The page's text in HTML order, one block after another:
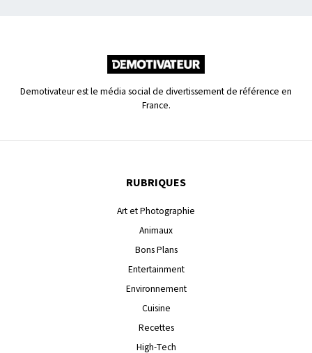
Demotivateur est le média social de divertissement de référence en
France.
RUBRIQUES
Art et Photographie
Animaux
Bons Plans
Entertainment
Environnement
Cuisine
Recettes
High-Tech